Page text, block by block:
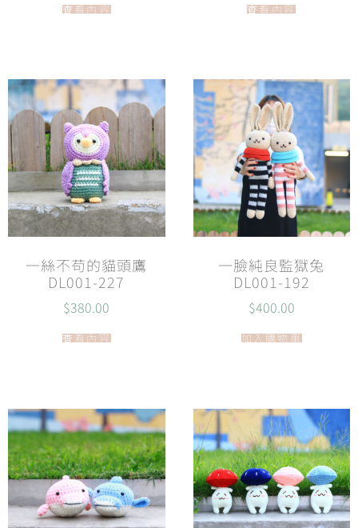
查看內容 查看內容
一絲不苟的貓頭鷹
DL001-227
$380.00
查看內容
一臉純良監獄兔
DL001-192
$400.00
加入購物車